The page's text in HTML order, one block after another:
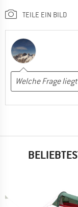
TEILE EIN BILD